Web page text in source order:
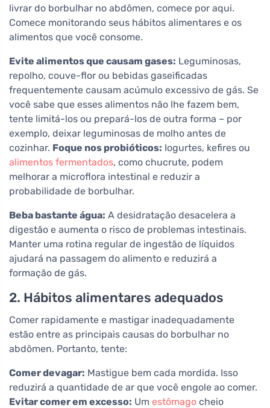
livrar do borbulhar no abdômen, comece por aqui.
Comece monitorando seus hábitos alimentares e os
alimentos que você consome.
Evite alimentos que causam gases: Leguminosas,
repolho, couve-flor ou bebidas gaseificadas
frequentemente causam acúmulo excessivo de gás. Se
você sabe que esses alimentos não lhe fazem bem,
tente limitá-los ou prepará-los de outra forma – por
exemplo, deixar leguminosas de molho antes de
cozinhar. Foque nos probióticos: Iogurtes, kefires ou
alimentos fermentados, como chucrute, podem
melhorar a microflora intestinal e reduzir a
probabilidade de borbulhar.
Beba bastante água: A desidratação desacelera a
digestão e aumenta o risco de problemas intestinais.
Manter uma rotina regular de ingestão de líquidos
ajudará na passagem do alimento e reduzirá a
formação de gás.
2. Hábitos alimentares adequados
Comer rapidamente e mastigar inadequadamente
estão entre as principais causas do borbulhar no
abdômen. Portanto, tente:
Comer devagar: Mastigue bem cada mordida. Isso
reduzirá a quantidade de ar que você engole ao comer.
Evitar comer em excesso: Um estômago cheio